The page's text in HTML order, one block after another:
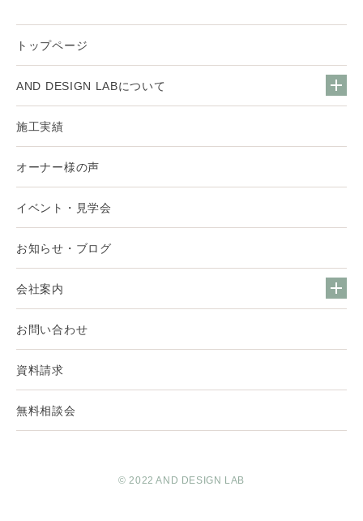
トップページ
AND DESIGN LABについて
施工実績
オーナー様の声
イベント・見学会
お知らせ・ブログ
会社案内
お問い合わせ
資料請求
無料相談会
© 2022 AND DESIGN LAB